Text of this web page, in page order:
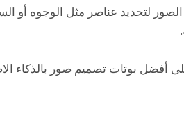
لتحديد عناصر مثل الوجوه أو
أفضل بوتات تصميم صور بالذكاء